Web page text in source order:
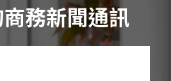
務新聞通訊